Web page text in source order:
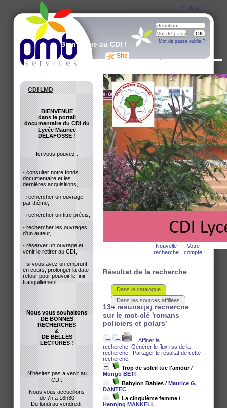
Site du CDI Avis des lecteurs
Bienvenue au CDI !
Nouvelle
recherche
Votre
compte
Résultat de la recherche
Dans le catalogue
Dans les sources affiliées
134 résultat(s) recherche
sur le mot-clé 'romans
policiers et polars'
Affiner la
recherche Générer le flux rss de la
recherche
Partager le résultat de cette
recherche
Trop de soleil tue l'amour/
Mongo BETI
Babylon Babies / Maurice G.
DANTEC
La cinquième femme /
Henning MANKELL
CDI LMD
BIENVENUE
dans le portail
documentaire du CDI du
Lycée Maurice
DELAFOSSE !
Ici vous pouvez :
- consulter notre fonds
documentaire et les
dernières acquisitions,
- rechercher un ouvrage
par thème,
- rechercher un titre précis,
- rechercher les ouvrages
d'un auteur,
- réserver un ouvrage et
venir le retirer au CDI,
- si vous avez un emprunt
en cours, prolonger la date
retour pour pouvoir le finir
tranquillement...
Nous vous souhaitons
DE BONNES
RECHERCHES
&
DE BELLES
LECTURES !
N'hésitez pas à venir au
CDI.
Nous vous accueillons
de 7h à 16h30
Du lundi au vendredi.
A- A A+
Mot de passe oublié ?